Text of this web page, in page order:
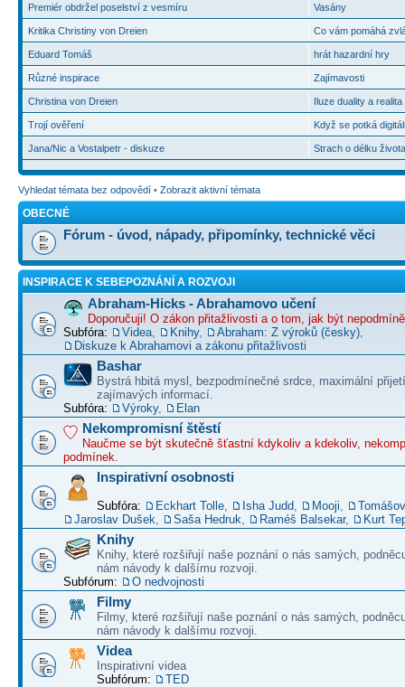
Premiér obdržel poselství z vesmíru
Kritika Christiny von Dreien
Eduard Tomáš
Různé inspirace
Christina von Dreien
Trojí ověření
Jana/Nic a Vostalpetr - diskuze
Vasány
Co vám pomáhá
hrát hazardní hry
Zajímavosti
Iluze duality a
Když se potká
Strach o délku
Vyhledat témata bez odpovědí • Zobrazit aktivní témata
OBECNÉ
Fórum - úvod, nápady, připomínky, technické věci
INSPIRACE K SEBEPOZNÁNÍ A ROZVOJI
Abraham-Hicks - Abrahamovo učení
Doporučuji! O zákon přitažlivosti a o tom, jak být
Subfóra:
Videa Knihy, Abraham: Z výroků (česky)
Diskuze k Abrahamovi a zákonu přitažlivosti
Bashar
Bystrá hbitá mysl, bezpodmínečné srdce, maximální
zajímavých informací.
Subfóra:
Výroky, Elan
Nekompromisní štěstí
Naučme se být skutečně šťastní kdykoliv a kdekoliv,
podmínek.
Inspirativní osobnosti
Subfóra: Eckhart Tolle Isha Judd Mooji
Jaroslav Dušek
Saša Hedruk Raméš Balsekar, Kurt
Knihy
Knihy, které rozšiřují naše poznání o nás samých,
nám návody k dalšímu rozvoji.
Subfórum:
O nedvojnosti
Filmy
Filmy, které rozšiřují naše poznání o nás samých,
nám návody k dalšímu rozvoji.
Videa
Inspirativní videa
Subfórum:
TED